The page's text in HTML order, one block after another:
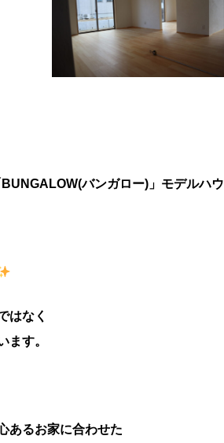
バンガロー)」モデルハ
はなく
ます。
あるお家に合わせた